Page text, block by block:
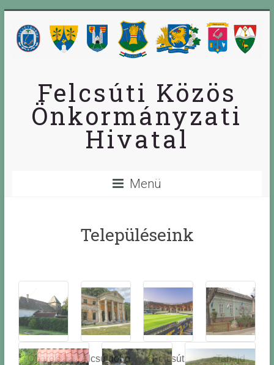
Felcsúti Közös
Önkormányzati
Hivatal
Menü
Településeink
Óbarok
Alcsútdobo
Felcsút Tabajd